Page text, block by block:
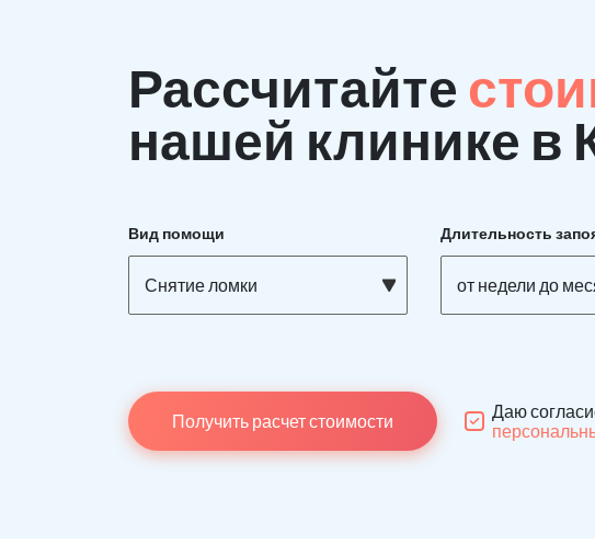
Рассчитайте
нашей клинике в
Вид помощи
Снятие ломки
Длительность
от недели до
Получить расчет стоимости
Даю